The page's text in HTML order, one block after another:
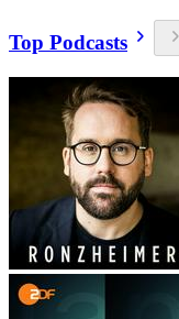
Top Podcasts